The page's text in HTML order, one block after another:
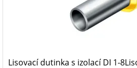
Lisovací dutinka s izolací DI 1-